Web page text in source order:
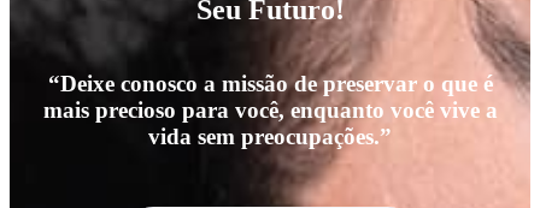
Seu Futuro!
“Deixe conosco a missão de preservar o que é
mais precioso para você, enquanto você vive a
vida sem preocupações.”